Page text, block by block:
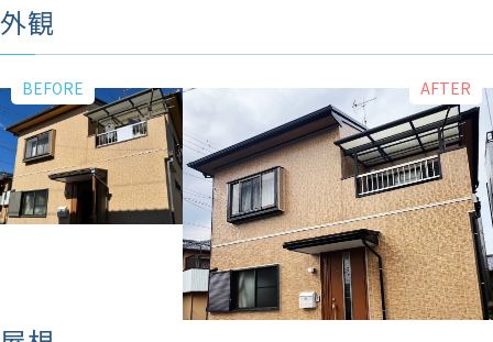
外観